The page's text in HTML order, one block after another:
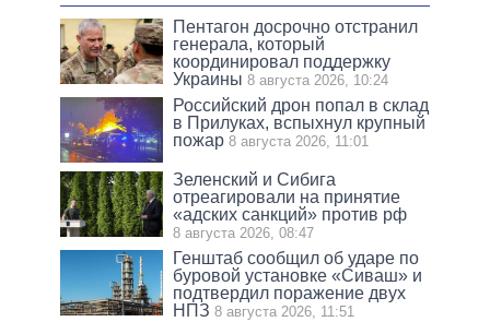
Пентагон досрочно отстранил
генерала, который
координировал поддержку
Украины 8 августа 2026, 10:24
Российский дрон попал в склад
в Прилуках, вспыхнул крупный
пожар 8 августа 2026, 11:01
Зеленский и Сибига
отреагировали на принятие
«адских санкций» против рф
8 августа 2026, 08:47
Генштаб сообщил об ударе по
буровой установке «Сиваш» и
подтвердил поражение двух
НПЗ 8 августа 2026, 11:51